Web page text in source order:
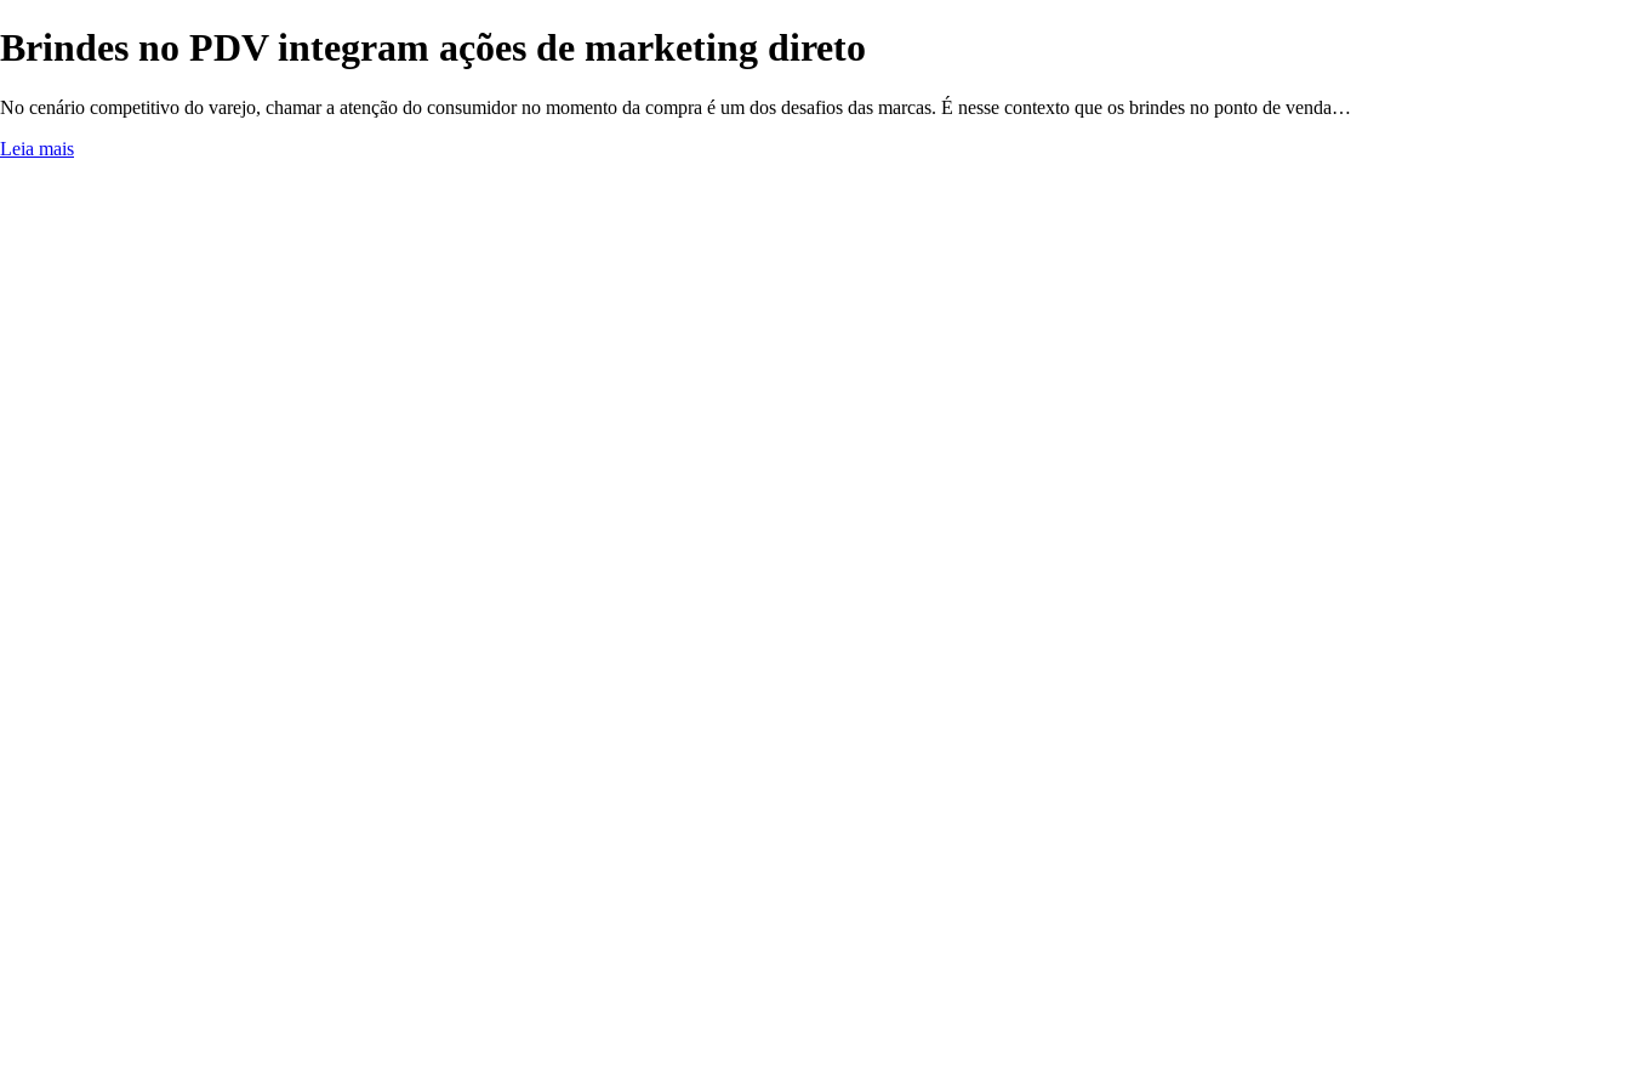
Brindes no PDV integram ações de marketing direto
No cenário competitivo do varejo, chamar a atenção do consumidor no momento da compra é um dos desafios das marcas. É nesse contexto que os brindes no ponto de venda…
Leia mais